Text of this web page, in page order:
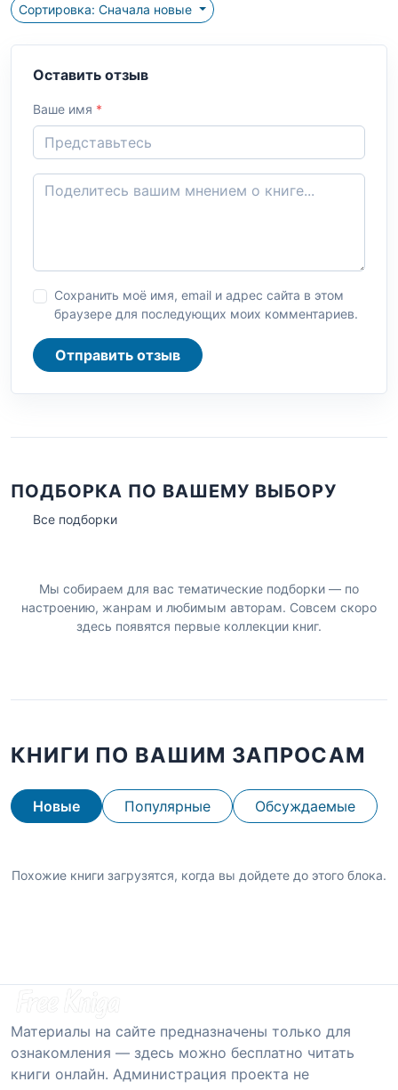
Сортировка: Сначала новые
Оставить отзыв
Ваше имя *
Сохранить моё имя, email и адрес сайта в этом
браузере для последующих моих комментариев.
Отправить отзыв
ПОДБОРКА ПО ВАШЕМУ ВЫБОРУ
Все подборки
Мы собираем для вас тематические подборки — по
настроению, жанрам и любимым авторам. Совсем скоро
здесь появятся первые коллекции книг.
КНИГИ ПО ВАШИМ ЗАПРОСАМ
Новые Популярные Обсуждаемые
Похожие книги загрузятся, когда вы дойдете до этого блока.
Материалы на сайте предназначены только для
ознакомления — здесь можно бесплатно читать
книги онлайн. Администрация проекта не